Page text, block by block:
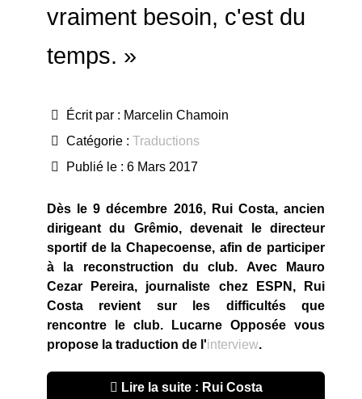
vraiment besoin, c'est du
temps. »
Écrit par : Marcelin Chamoin
Catégorie : Traductions
Publié le : 6 Mars 2017
Dès le 9 décembre 2016, Rui Costa, ancien
dirigeant du Grêmio, devenait le directeur
sportif de la Chapecoense, afin de participer
à la reconstruction du club. Avec Mauro
Cezar Pereira, journaliste chez ESPN, Rui
Costa revient sur les difficultés que
rencontre le club. Lucarne Opposée vous
propose la traduction de l'interview.
Lire la suite : Rui Costa